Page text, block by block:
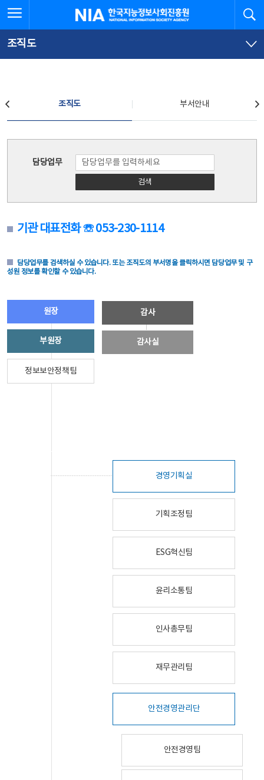
문
로
가
체
뉴
바
가
한국지능정보사회진흥원
조직도
조직도 부서안내
담당업무
검색
기관 대표전화 ☏ 053-230-1114
담당업무를 검색하실 수 있습니다. 또는 조직도의 부서명을 클릭하시면 담당업무 및 구
성원 정보를 확인할 수 있습니다.
원장
부원장
정보보안정책팀
감사
감사실
경영기획실
기획조정팀
ESG혁신팀
윤리소통팀
인사총무팀
재무관리팀
안전경영관리단
안전경영팀